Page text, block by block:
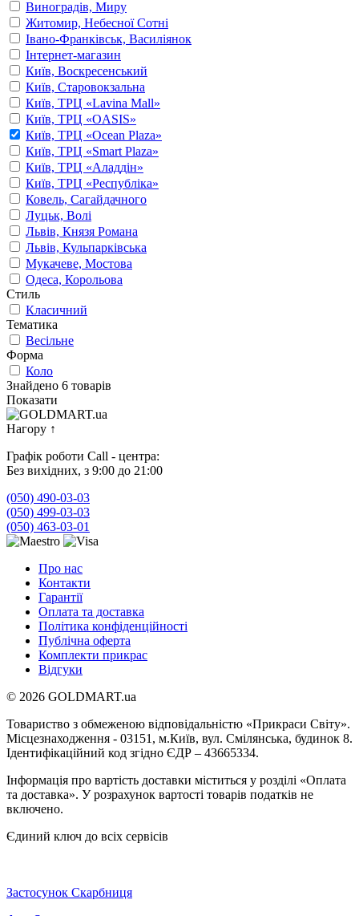
Виноградів, Миру
Житомир, Небесної Сотні
Івано-Франківськ, Василіянок
Інтернет-магазин
Київ, Воскресенський
Київ, Старовокзальна
Київ, ТРЦ «Lavina Mall»
Київ, ТРЦ «OASIS»
Київ, ТРЦ «Ocean Plaza»
Київ, ТРЦ «Smart Plaza»
Київ, ТРЦ «Аладдін»
Київ, ТРЦ «Республіка»
Ковель, Сагайдачного
Луцьк, Волі
Львів, Князя Романа
Львів, Кульпарківська
Мукачеве, Мостова
Одеса, Корольова
Стиль
Класичний
Тематика
Весільне
Форма
Коло
Знайдено 6 товарів
Показати
Нагору ↑
Графік роботи Call - центра:
Без вихідних, з 9:00 до 21:00
(050) 490-03-03
(050) 499-03-03
(050) 463-03-01
Про нас
Контакти
Гарантії
Оплата та доставка
Політика конфіденційності
Публічна оферта
Комплекти прикрас
Відгуки
© 2026 GOLDMART.ua
Товариство з обмеженою відповідальністю «Прикраси Світу».
Місцезнаходження - 03151, м.Київ, вул. Смілянська, будинок 8.
Ідентифікаційний код згідно ЄДР – 43665334.
Інформація про вартість доставки міститься у розділі «Оплата
та доставка». У розрахунок вартості товарів податків не
включено.
Єдиний ключ до всіх сервісів
Застосунок Скарбниця